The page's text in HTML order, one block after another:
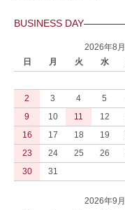
BUSINESS DAY
2026年8月
日
月 火 水
2
3 4 5
9
10 11 12
16
17 18 19
23
24 25 26
30
31
2026年9月